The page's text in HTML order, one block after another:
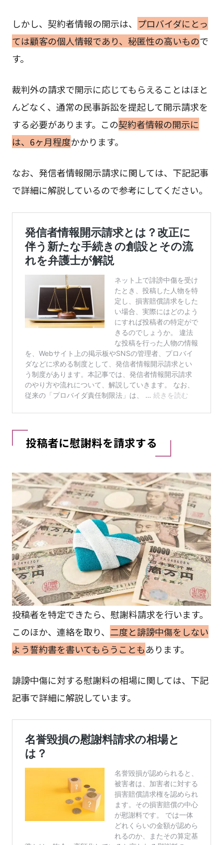
しかし、契約者情報の開示は、 プロバイダにとっ
ては顧客の個人情報であり、秘匿性の高いもので
す。
裁判外の請求で開示に応じてもらえることはほと
んどなく、通常の民事訴訟を提起して開示請求を
する必要があります。この契約者情報の開示に
は、6ヶ月程度かかります。
なお、発信者情報開示請求に関しては、下記記事
で詳細に解説しているので参考にしてください。
投稿者に慰謝料を請求する
投稿者を特定できたら、慰謝料請求を行います。
このほか、連絡を取り、 二度と誹謗中傷をしない
よう誓約書を書いてもらうこともあります。
誹謗中傷に対する慰謝料の相場に関しては、下記
記事で詳細に解説しています。